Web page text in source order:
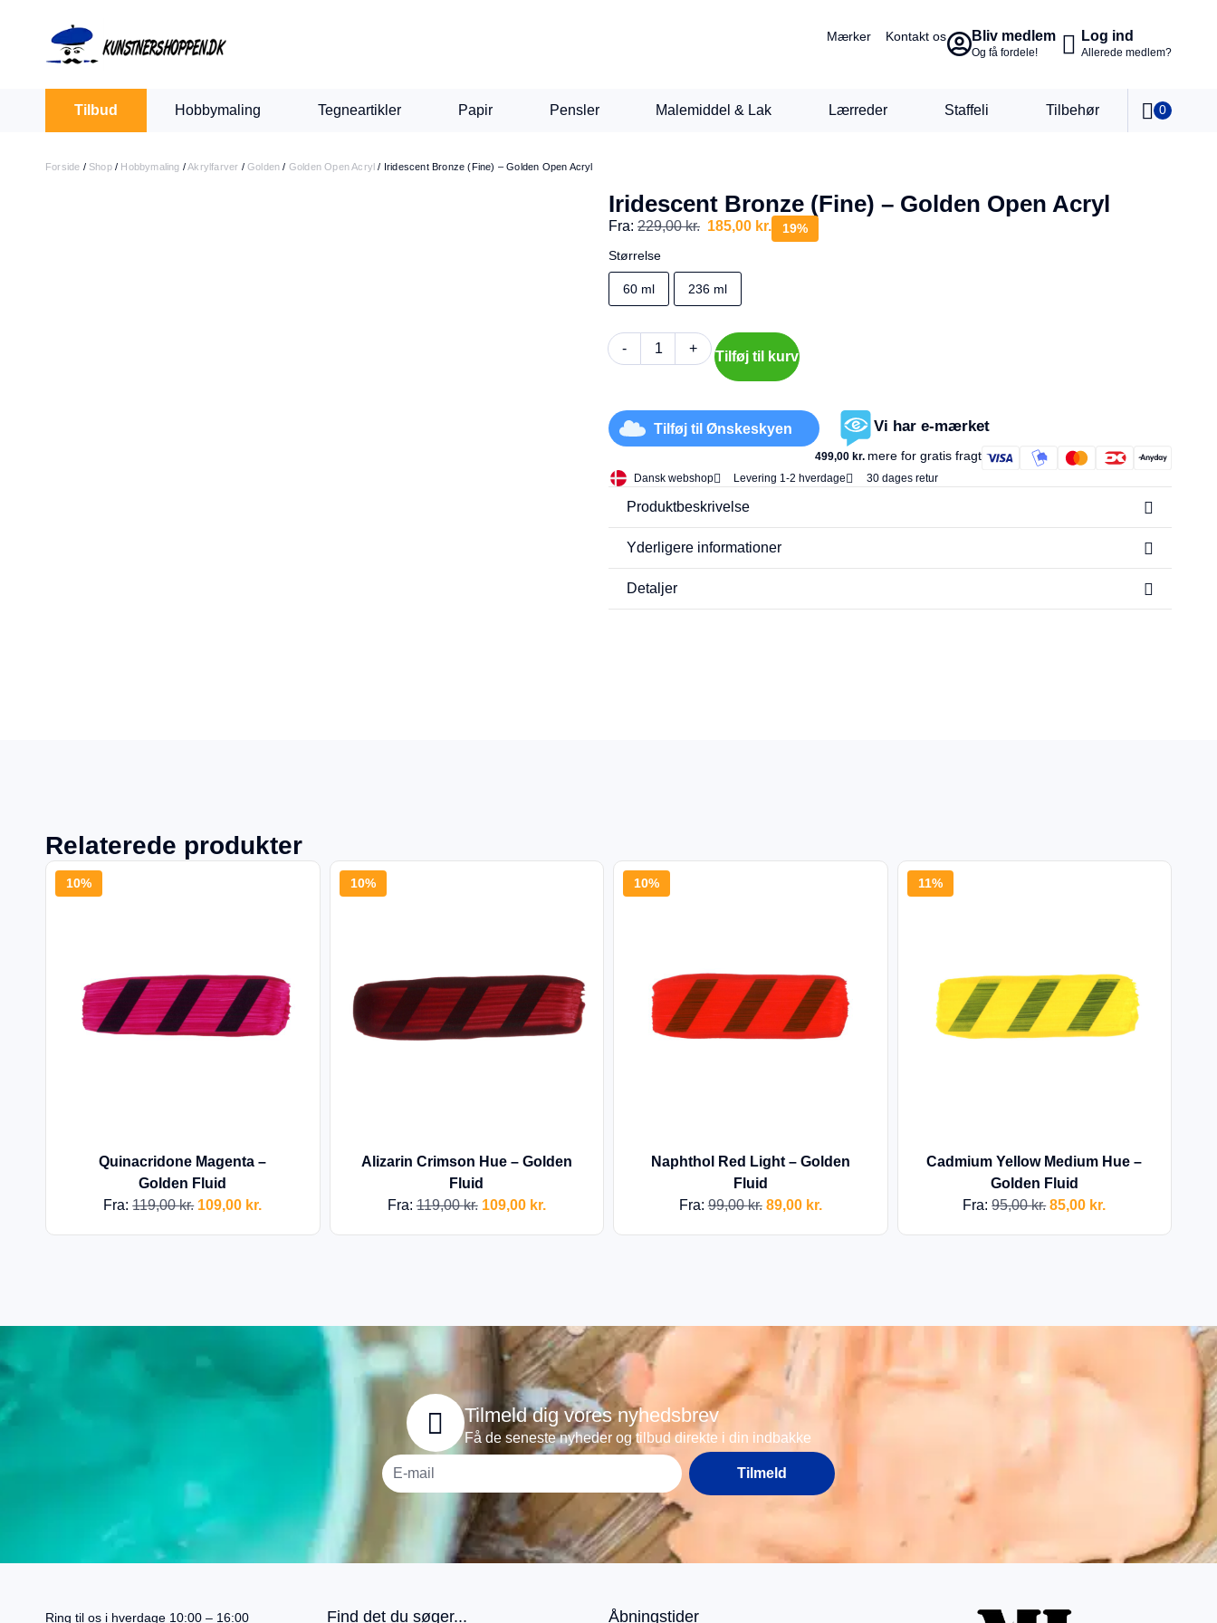
Mærker Kontakt os Bliv medlem
Og få fordele!
Log ind
Allerede medlem?
Tilbud Hobbymaling Tegneartikler Papir Pensler Malemiddel & Lak Lærreder Staffeli Tilbehør 0
Indkøbskurv
Din kurv er tom.
kr.
mere for gratis fragt
Forside / Shop/ Hobbymaling /Akrylfarver /Golden / Golden Open Acryl / Iridescent Bronze (Fine) – Golden Open Acryl
Iridescent Bronze (Fine) – Golden Open Acryl
Fra: 229,00kr. 185,00 kr.
19%
Størrelse
60 ml 236 ml
- +
Tilføj til kurv
Tilføj til Ønskeskyen Vi har e-mærket
499,00 kr. mere for gratis fragt
Dansk webshop Levering 1-2 hverdage 30 dages retur
Produktbeskrivelse
Yderligere informationer
Detaljer
Relaterede produkter
10%
Quinacridone Magenta –
Golden Fluid
Fra:119,00kr. 109,00 kr.
10%
Alizarin Crimson Hue – Golden
Fluid
Fra:119,00kr. 109,00 kr.
10%
Naphthol Red Light – Golden
Fluid
Fra:99,00kr. 89,00 kr.
11%
Cadmium Yellow Medium Hue –
Golden Fluid
Fra:95,00kr. 85,00 kr.
Tilmeld dig vores nyhedsbrev
Få de seneste nyheder og tilbud direkte i din indbakke
Tilmeld
Ring til os i hverdage 10:00 – 16:00 Find det du søger... Åbningstider